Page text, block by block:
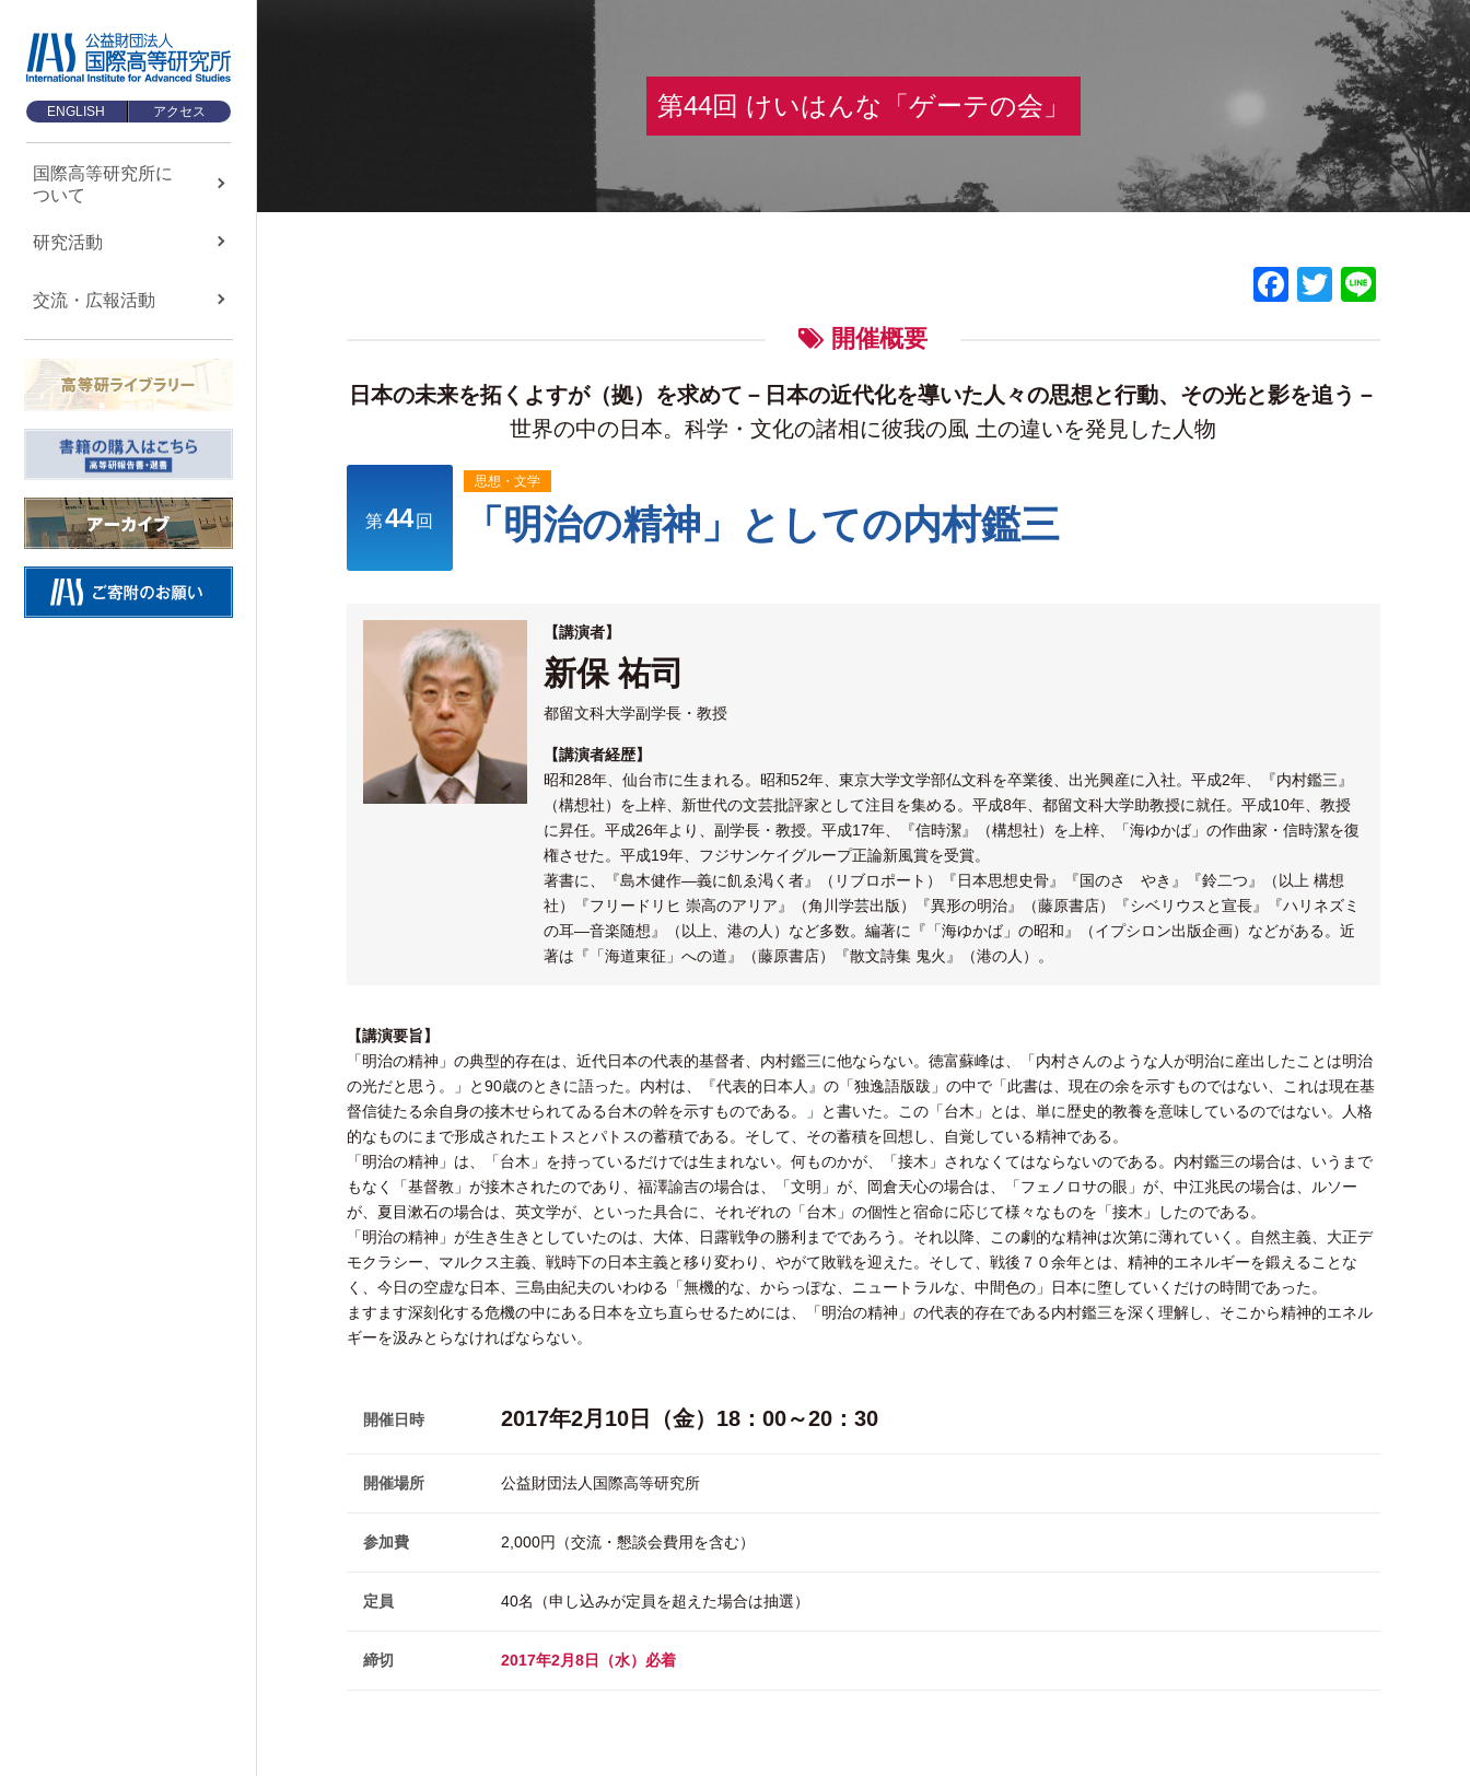
ENGLISH アクセス
国際高等研究所に
ついて
研究活動
交流・広報活動
国際高等研究所に
ついて
TOP
基本理念・ミッション
設立経緯・歩み
組織・運営について
情報公開
第44回 けいはんな「ゲーテの会」
Facebook
Twitter
開催概要
日本の未来を拓くよすが（拠）を求めて－日本の近代化を導いた人々の思想と行動、その光と影を追う－
世界の中の日本。科学・文化の諸相に彼我の風 土の違いを発見した人物
第44 回
思想・文学
「明治の精神」としての内村鑑三
【講演者】
新保 祐司
都留文科大学副学長・教授
【講演者経歴】
昭和28年、仙台市に生まれる。昭和52年、東京大学文学部仏文科を卒業後、出光興産に入社。平成2年、『内村鑑三』
（構想社）を上梓、新世代の文芸批評家として注目を集める。平成8年、都留文科大学助教授に就任。平成10年、教授
に昇任。平成26年より、副学長・教授。平成17年、『信時潔』（構想社）を上梓、「海ゆかば」の作曲家・信時潔を復
権させた。平成19年、フジサンケイグループ正論新風賞を受賞。
著書に、『島木健作―義に飢ゑ渇く者』（リブロポート）『日本思想史骨』『国のさゝやき』『鈴二つ』（以上 構想
社）『フリードリヒ 崇高のアリア』（角川学芸出版）『異形の明治』（藤原書店）『シベリウスと宣長』『ハリネズミ
の耳―音楽随想』（以上、港の人）など多数。編著に『「海ゆかば」の昭和』（イプシロン出版企画）などがある。近
著は『「海道東征」への道』（藤原書店）『散文詩集 鬼火』（港の人）。
【講演要旨】
「明治の精神」の典型的存在は、近代日本の代表的基督者、内村鑑三に他ならない。徳富蘇峰は、「内村さんのような人が明治に産出したことは明治
の光だと思う。」と90歳のときに語った。内村は、『代表的日本人』の「独逸語版跋」の中で「此書は、現在の余を示すものではない、これは現在基
督信徒たる余自身の接木せられてゐる台木の幹を示すものである。」と書いた。この「台木」とは、単に歴史的教養を意味しているのではない。人格
的なものにまで形成されたエトスとパトスの蓄積である。そして、その蓄積を回想し、自覚している精神である。
「明治の精神」は、「台木」を持っているだけでは生まれない。何ものかが、「接木」されなくてはならないのである。内村鑑三の場合は、いうまで
もなく「基督教」が接木されたのであり、福澤諭吉の場合は、「文明」が、岡倉天心の場合は、「フェノロサの眼」が、中江兆民の場合は、ルソー
が、夏目漱石の場合は、英文学が、といった具合に、それぞれの「台木」の個性と宿命に応じて様々なものを「接木」したのである。
「明治の精神」が生き生きとしていたのは、大体、日露戦争の勝利までであろう。それ以降、この劇的な精神は次第に薄れていく。自然主義、大正デ
モクラシー、マルクス主義、戦時下の日本主義と移り変わり、やがて敗戦を迎えた。そして、戦後７０余年とは、精神的エネルギーを鍛えることな
く、今日の空虚な日本、三島由紀夫のいわゆる「無機的な、からっぽな、ニュートラルな、中間色の」日本に堕していくだけの時間であった。
ますます深刻化する危機の中にある日本を立ち直らせるためには、「明治の精神」の代表的存在である内村鑑三を深く理解し、そこから精神的エネル
ギーを汲みとらなければならない。
開催日時 2017年2月10日（金）18：00～20：30
開催場所 公益財団法人国際高等研究所
参加費 2,000円（交流・懇談会費用を含む）
定員 40名（申し込みが定員を超えた場合は抽選）
締切 2017年2月8日（水）必着